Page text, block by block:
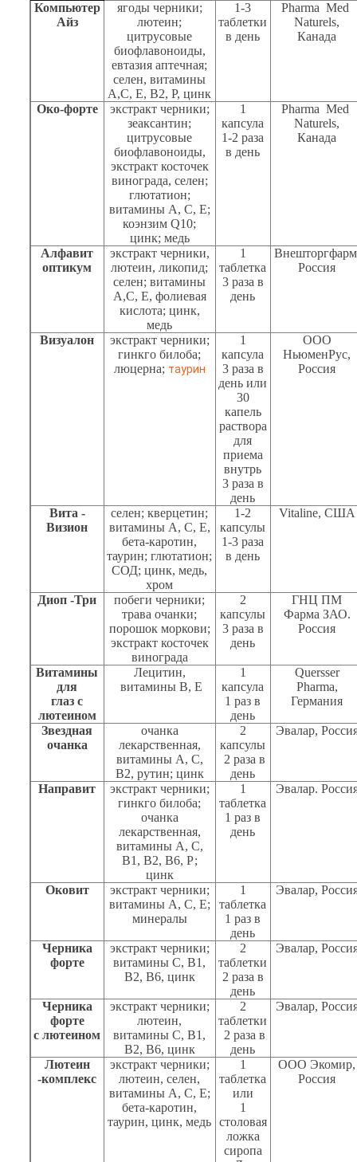
Компьютер
Айз
ягоды черники;
лютеин;
цитрусовые
биофлавоноиды,
евтазия аптечная;
селен, витамины
А,С, Е, В2, Р, цинк
1-3
таблетки
в день
Рharmа Med
Naturels,
Канада
Око-форте
экстракт черники;
зеаксантин;
цитрусовые
биофлавоноиды,
экстракт косточек
винограда, селен;
глютатион;
витамины А, С, Е;
коэнзимQ10;
цинк; медь
1
капсула
1-2 раза
в день
Рharmа Med
Naturels,
Канада
Алфавит
оптикум
экстракт черники,
лютеин, ликопид;
селен; витамины
А,С, Е, фолиевая
кислота; цинк,
медь
1
таблетка
3 раза в
день
Россия
Визуалон
экстракт черники;
гинкго билоба;
люцерна; таурин
1
капсула
3 раза в
день или
30
капель
раствора
для
приема
внутрь
3 раза в
день
ОOO
НьюменРус,
Россия
Вита -
Визион
селен; кверцетин;
витамины А, С, Е,
бета-каротин,
таурин; глютатион;
СОД; цинк, медь,
хром
1-2
капсулы
1-3 раза
в день
Vitaline, США
Диоп -Три
побеги черники;
трава очанки;
порошок моркови;
экстракт косточек
винограда
2
капсулы
3 раза в
день
ГНЦ ПМ
Фарма ЗАО.
Россия
Витамины
для
глаз с
лютеином
Лецитин,
витамины В, Е
1
капсула
1 раз в
день
Quersser
Pharma,
Германия
Звездная
очанка
очанка
лекарственная,
витамины А, С,
В2, рутин; цинк
2
капсулы
2 раза в
день
Эвалар,
Направит
экстракт черники;
гинкго билоба;
очанка
лекарственная,
витамины А, С,
В1, В2, В6, Р;
цинк
1
таблетка
1 раз в
день
Эвалар.
Оковит
экстракт черники;
витамины А, С, Е;
минералы
1
таблетка
1 раз в
день
Эвалар,
Черника
форте
экстракт черники;
витамины С, В1,
В2, В6, цинк
2
таблетки
2 раза в
день
Эвалар,
Черника
форте
с лютеином
экстракт черники;
лютеин,
витамины С, В1,
В2, В6, цинк
2
таблетки
2 раза в
день
Эвалар,
Лютеин
-комплекс
экстракт черники;
лютеин, селен,
витамины А, С, Е;
бета-каротин,
таурин, цинк, медь
1
таблетка
или
1
столовая
ложка
сиропа
ООО Экомир,
Россия